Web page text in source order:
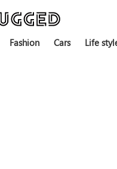
Fashion Cars Life